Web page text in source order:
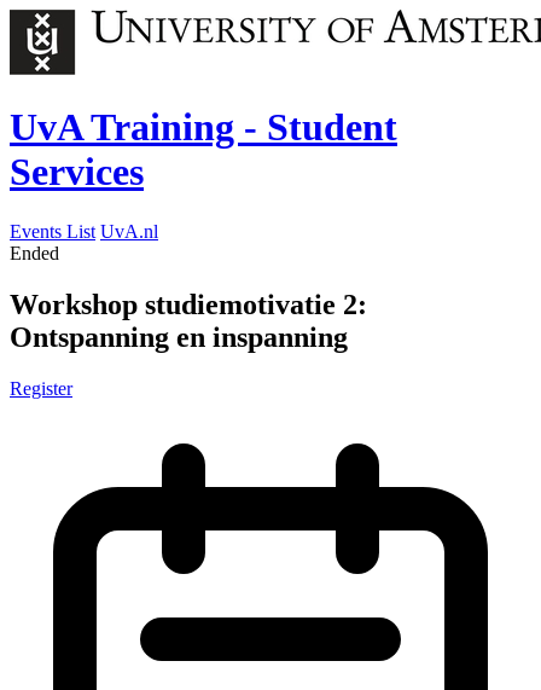
UvA Training - Student
Services
Events List UvA.nl
Ended
Workshop studiemotivatie 2:
Ontspanning en inspanning
Register